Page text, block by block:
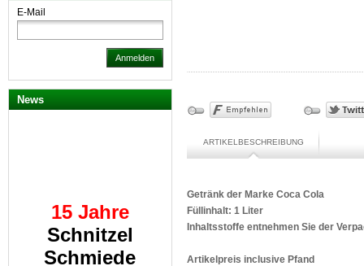
ARTIKELBESCHREIBUNG
Getränk der Marke Coca Cola
Füllinhalt: 1 Liter
Inhaltsstoffe entnehmen Sie der
Artikelpreis inclusive Pfand
E-Mail
Anmelden
News
Schnitzel
Schmiede